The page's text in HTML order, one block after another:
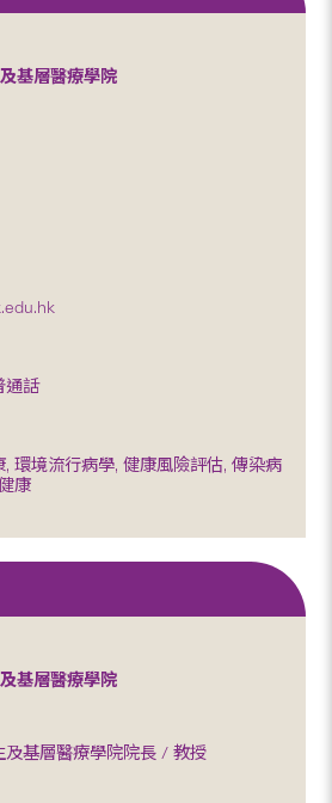
基層醫療學院
通話
環境流行病學, 健康風險評估, 傳染病
康
基層醫療學院
及基層醫療學院院長 / 教授